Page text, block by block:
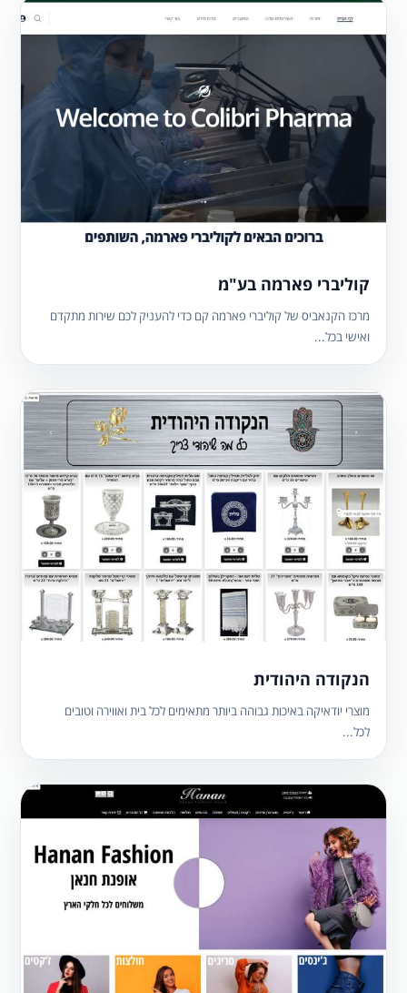
קוליברי פארמה בע"מ
מרכז הקנאביס של קוליברי פארמה קם כדי להעניק לכם שירות מתקדם
ואישי בכל...
הנקודה היהודית
מוצרי יודאיקה באיכות גבוהה ביותר מתאימים לכל בית ואווירה וטובים
לכל...